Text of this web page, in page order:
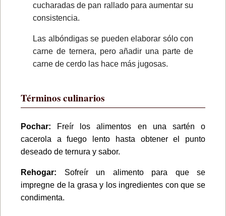
cucharadas de pan rallado para aumentar su
consistencia.
Las albóndigas se pueden elaborar sólo con
carne de ternera, pero añadir una parte de
carne de cerdo las hace más jugosas.
Términos culinarios
Pochar:
Freír los alimentos en una sartén o
cacerola a fuego lento hasta obtener el punto
deseado de ternura y sabor.
Rehogar: Sofreír un alimento para que se
impregne de la grasa y los ingredientes con que se
condimenta.